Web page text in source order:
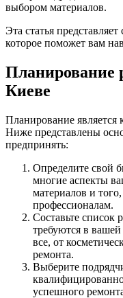
выбором материалов.
Эта статья
которое поможет вам
Планирование
Киеве
Планирование является
Ниже представлены
предпринять:
Определите свой
многие аспекты
материалов и
профессионалам.
Составьте список
требуются в
все, от
ремонта.
Выберите
успешного